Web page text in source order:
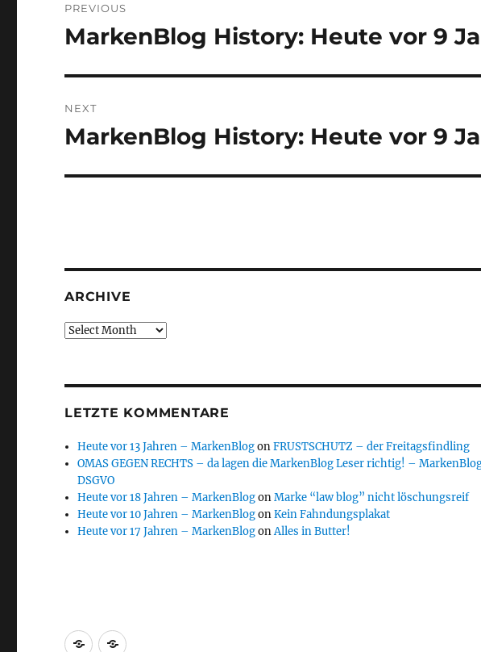
navigation
PREVIOUS
Previous
MarkenBlog History: Heute vor 9
NEXT
Next
MarkenBlog History: Heute vor 9
ARCHIVE
Archive
LETZTE KOMMENTARE
Heute vor 13 Jahren – MarkenBlogonFRUSTSCHUTZ – der Freitagsfindling
OMAS GEGEN RECHTS – da lagen die MarkenBlog Leser richtig! –
DSGVO
Heute vor 18 Jahren – MarkenBlogonMarke “law blog” nicht löschungsreif
Heute vor 10 Jahren – MarkenBlogonKein Fahndungsplakat
Heute vor 17 Jahren – MarkenBlogonAlles in Butter!
Markenrecherche
Gastbeiträge